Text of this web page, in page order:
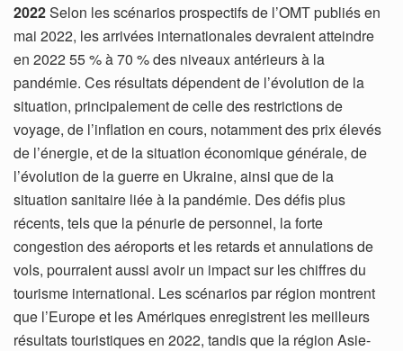
2022Selon les scénarios prospectifs de l’OMT publiés en
mai 2022, les arrivées internationales devraient atteindre
en 2022 55 % à 70 % des niveaux antérieurs à la
pandémie. Ces résultats dépendent de l’évolution de la
situation, principalement de celle des restrictions de
voyage, de l’inflation en cours, notamment des prix élevés
de l’énergie, et de la situation économique générale, de
l’évolution de la guerre en Ukraine, ainsi que de la
situation sanitaire liée à la pandémie. Des défis plus
récents, tels que la pénurie de personnel, la forte
congestion des aéroports et les retards et annulations de
vols, pourraient aussi avoir un impact sur les chiffres du
tourisme international. Les scénarios par région montrent
que l’Europe et les Amériques enregistrent les meilleurs
résultats touristiques en 2022, tandis que la région Asie-